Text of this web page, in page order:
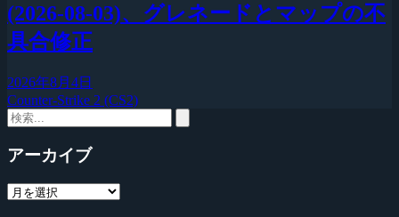
(2026-08-03)、グレネードとマップの不
具合修正
2026年8月4日
Counter-Strike 2 (CS2)
アーカイブ